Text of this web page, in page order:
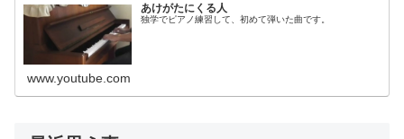
あけがたにくる人
独学でピアノ練習して、初めて弾いた曲です。
www.youtube.com